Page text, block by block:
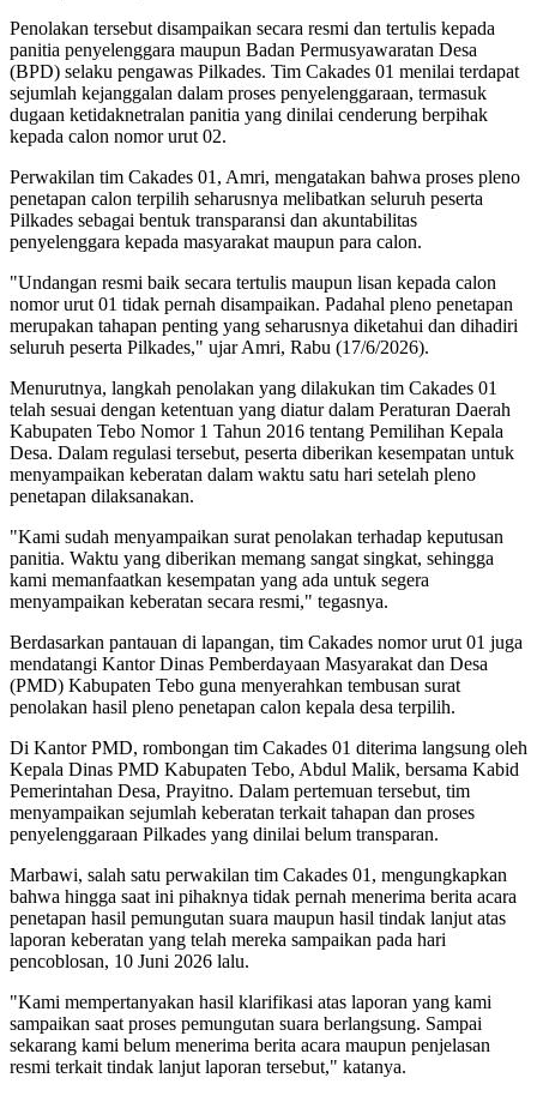
Penolakan tersebut disampaikan secara resmi dan tertulis kepada
panitia penyelenggara maupun Badan Permusyawaratan Desa
(BPD) selaku pengawas Pilkades. Tim Cakades 01 menilai terdapat
sejumlah kejanggalan dalam proses penyelenggaraan, termasuk
dugaan ketidaknetralan panitia yang dinilai cenderung berpihak
kepada calon nomor urut 02.
Perwakilan tim Cakades 01, Amri, mengatakan bahwa proses pleno
penetapan calon terpilih seharusnya melibatkan seluruh peserta
Pilkades sebagai bentuk transparansi dan akuntabilitas
penyelenggara kepada masyarakat maupun para calon.
"Undangan resmi baik secara tertulis maupun lisan kepada calon
nomor urut 01 tidak pernah disampaikan. Padahal pleno penetapan
merupakan tahapan penting yang seharusnya diketahui dan dihadiri
seluruh peserta Pilkades," ujar Amri, Rabu (17/6/2026).
Menurutnya, langkah penolakan yang dilakukan tim Cakades 01
telah sesuai dengan ketentuan yang diatur dalam Peraturan Daerah
Kabupaten Tebo Nomor 1 Tahun 2016 tentang Pemilihan Kepala
Desa. Dalam regulasi tersebut, peserta diberikan kesempatan untuk
menyampaikan keberatan dalam waktu satu hari setelah pleno
penetapan dilaksanakan.
"Kami sudah menyampaikan surat penolakan terhadap keputusan
panitia. Waktu yang diberikan memang sangat singkat, sehingga
kami memanfaatkan kesempatan yang ada untuk segera
menyampaikan keberatan secara resmi," tegasnya.
Berdasarkan pantauan di lapangan, tim Cakades nomor urut 01 juga
mendatangi Kantor Dinas Pemberdayaan Masyarakat dan Desa
(PMD) Kabupaten Tebo guna menyerahkan tembusan surat
penolakan hasil pleno penetapan calon kepala desa terpilih.
Di Kantor PMD, rombongan tim Cakades 01 diterima langsung oleh
Kepala Dinas PMD Kabupaten Tebo, Abdul Malik, bersama Kabid
Pemerintahan Desa, Prayitno. Dalam pertemuan tersebut, tim
menyampaikan sejumlah keberatan terkait tahapan dan proses
penyelenggaraan Pilkades yang dinilai belum transparan.
Marbawi, salah satu perwakilan tim Cakades 01, mengungkapkan
bahwa hingga saat ini pihaknya tidak pernah menerima berita acara
penetapan hasil pemungutan suara maupun hasil tindak lanjut atas
laporan keberatan yang telah mereka sampaikan pada hari
pencoblosan, 10 Juni 2026 lalu.
"Kami mempertanyakan hasil klarifikasi atas laporan yang kami
sampaikan saat proses pemungutan suara berlangsung. Sampai
sekarang kami belum menerima berita acara maupun penjelasan
resmi terkait tindak lanjut laporan tersebut," katanya.